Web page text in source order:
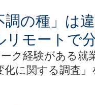
調の種」は
リモートで
ク経験がある就
化に関する調査